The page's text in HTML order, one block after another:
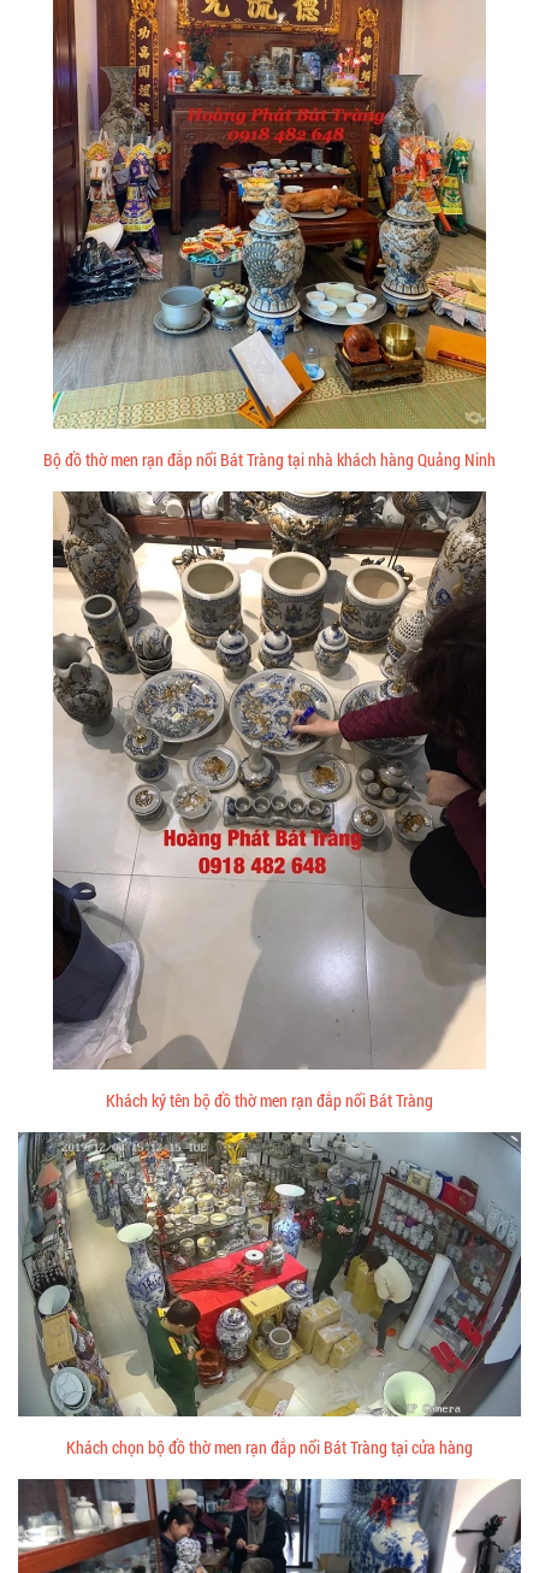
Bộ đồ thờ men rạn đắp nổi Bát Tràng tại nhà khách hàng Quảng Ninh
Khách ký tên bộ đồ thờ men rạn đắp nổi Bát Tràng
Khách chọn bộ đồ thờ men rạn đắp nổi Bát Tràng tại cửa hàng